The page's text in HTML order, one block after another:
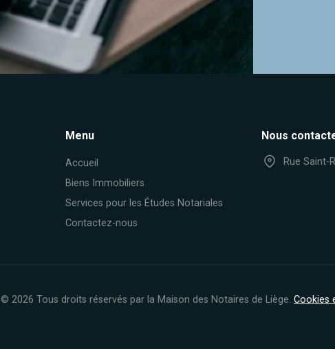
Menu
Accueil
Biens Immobiliers
Services pour les Études Notariales
Contactez-nous
Nous
Rue Saint-
© 2026 Tous droits réservés par la Maison des Notaires de Liège. Cookies